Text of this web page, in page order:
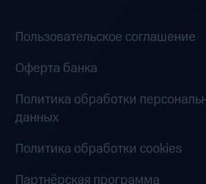
Пользовательское соглашение
Оферта банка
Политика обработки
данных
Политика обработки cookies